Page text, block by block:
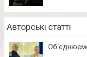
Авторські статті